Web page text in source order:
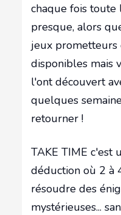
chaque fois toute
presque, alors
jeux prometteurs
disponibles mais
l'ont découvert
quelques
retourner !
TAKE TIME c'est
déduction où 2 à
résoudre des
mystérieuses...